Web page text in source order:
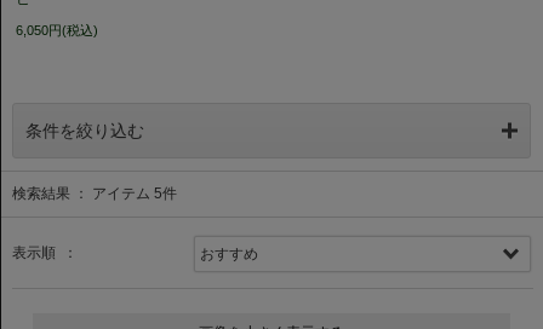
6,050円(税込)
条件を絞り込む
検索結果 ： アイテム 5件
表示順 ：